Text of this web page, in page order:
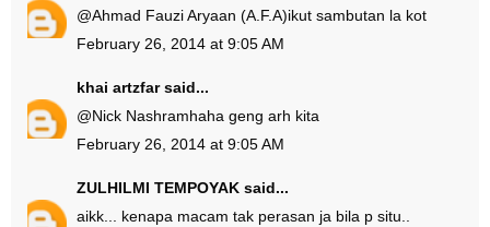
@Ahmad Fauzi Aryaan (A.F.A)ikut sambutan la kot
February 26, 2014 at 9:05 AM
khai artzfarsaid...
@Nick Nashramhaha geng arh kita
February 26, 2014 at 9:05 AM
ZULHILMI TEMPOYAK said...
aikk... kenapa macam tak perasan ja bila p situ..